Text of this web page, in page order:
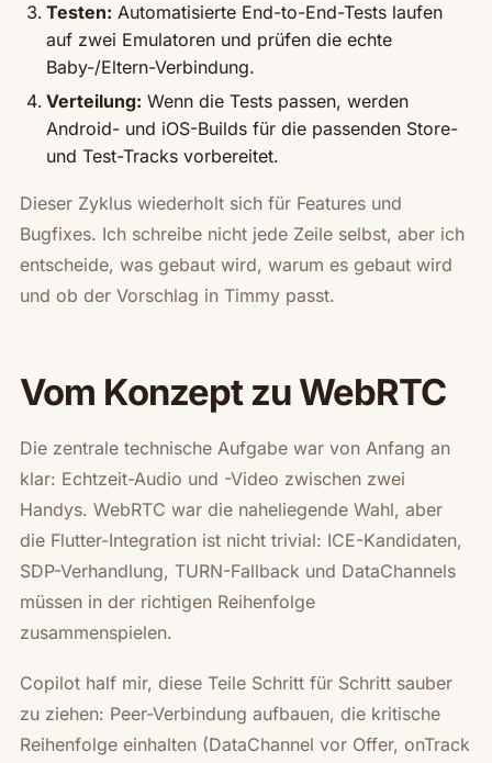
Testen: Automatisierte End-to-End-Tests laufen
auf zwei Emulatoren und prüfen die echte
Baby-/Eltern-Verbindung.
Verteilung: Wenn die Tests passen, werden
Android- und iOS-Builds für die passenden Store-
und Test-Tracks vorbereitet.
Dieser Zyklus wiederholt sich für Features und
Bugfixes. Ich schreibe nicht jede Zeile selbst, aber ich
entscheide, was gebaut wird, warum es gebaut wird
und ob der Vorschlag in Timmy passt.
Vom Konzept zu WebRTC
Die zentrale technische Aufgabe war von Anfang an
klar: Echtzeit-Audio und -Video zwischen zwei
Handys. WebRTC war die naheliegende Wahl, aber
die Flutter-Integration ist nicht trivial: ICE-Kandidaten,
SDP-Verhandlung, TURN-Fallback und DataChannels
müssen in der richtigen Reihenfolge
zusammenspielen.
Copilot half mir, diese Teile Schritt für Schritt sauber
zu ziehen: Peer-Verbindung aufbauen, die kritische
Reihenfolge einhalten (DataChannel vor Offer, onTrack